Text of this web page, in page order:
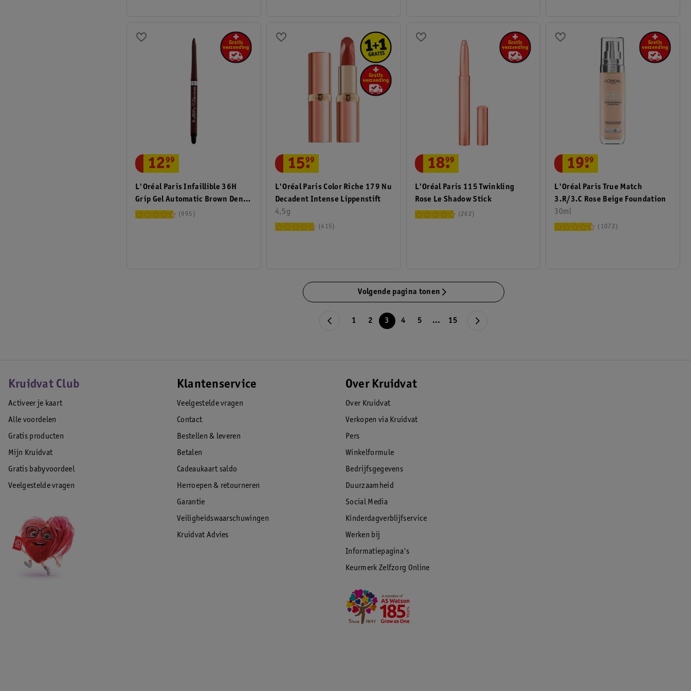
L'Oréal Paris Infaillible 36H
Grip Gel Automatic Brown Denim
Eyeliner
12.
99
995
L'Oréal Paris Color Riche 179 Nu
Decadent Intense Lippenstift
4,5g
15.
99
415
L'Oréal Paris 115 Twinkling
Rose Le Shadow Stick
18.
99
262
L'Oréal Paris True Match
3.R/3.C Rose Beige Foundation
30ml
19.
99
1072
Volgende pagina tonen
1 2 3 4 5 ... 15
Kruidvat Club
Activeer je kaart
Alle voordelen
Gratis producten
Mijn Kruidvat
Gratis babyvoordeel
Veelgestelde vragen
Klantenservice
Veelgestelde vragen
Contact
Bestellen & leveren
Betalen
Cadeaukaart saldo
Herroepen & retourneren
Garantie
Veiligheidswaarschuwingen
Kruidvat Advies
Over Kruidvat
Over Kruidvat
Verkopen via Kruidvat
Pers
Winkelformule
Bedrijfsgegevens
Duurzaamheid
Social Media
Kinderdagverblijfservice
Werken bij
Informatiepagina's
Keurmerk Zelfzorg Online